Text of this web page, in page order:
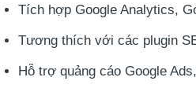
Tích hợp Google Analytics,
Tương thích với các plugin
Hỗ trợ quảng cáo Google